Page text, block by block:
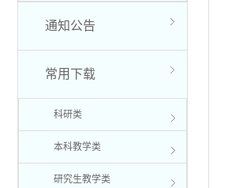
通知公告
常用下载
科研类
本科教学类
研究生教学类